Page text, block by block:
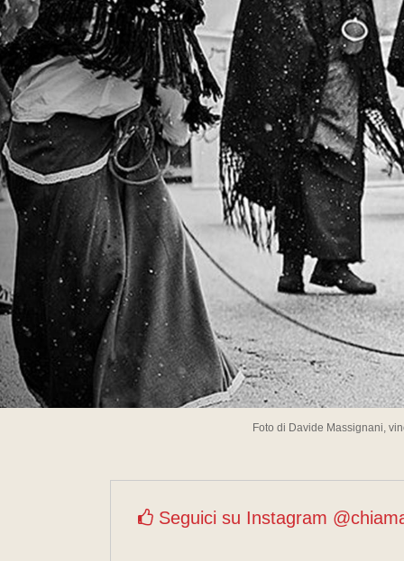
Foto di Davide Massignani,
Seguici su Instagram